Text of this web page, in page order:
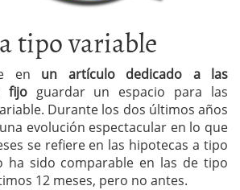
tipo variable
en un artículo dedicado a las
fijoguardar un espacio para las
Durante los dos últimos años
evolución espectacular en lo que
se refiere en las hipotecas a tipo
ha sido comparable en las de tipo
12 meses, pero no antes.